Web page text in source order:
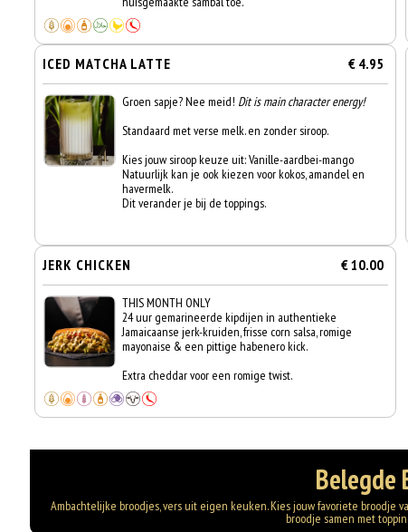
ICED MATCHA LATTE € 4.95
Groen sapje? Nee meid! Dit is main character energy!
Standaard met verse melk. en zonder siroop.
Kies jouw siroop keuze uit: Vanille-aardbei-mango
Natuurlijk kan je ook kiezen voor kokos, amandel en
havermelk.
Dit verander je bij de toppings.
JERK CHICKEN € 10.00
THIS MONTH ONLY
24 uur gemarineerde kipdijen in authentieke
Jamaicaanse jerk-kruiden, frisse corn salsa, romige
mayonaise & een pittige habenero kick.
Extra cheddar voor een romige twist.
Belegde
Ambachtelijke broodjes, vers uit eigen keuken. Kies jouw favoriete broodje
broodje samen met